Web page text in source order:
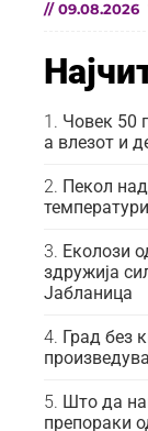
// 09.08.2026
Човек 50
а влезот и
Пекол
Еколози
здружија
Јабланица
Град без
Што да
препораки